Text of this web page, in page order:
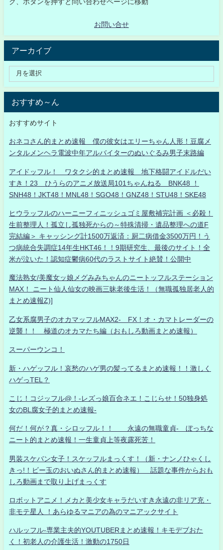
ク、ボタンを押すと問い合わせページに移動
お問い合せ
アーカイブ
おすすめ～ん
おすすめサイト
おネコさん的まとめ速報 僕の彼女はエリーちゃん人形！豆腐メ
ンタルメンヘラ電波中年アルバイターのぬいぐるみ男子末路編
アイドッフル！ ワタクシ的まとめ速報 地下格闘アイドルだい
すき！23 ひうらのアニメ放送局101ちゃんねる BNK48 ！
SNH48！JKT48！MNL48！SGO48！GNZ48！STU48！SKE48
ヒウラッフルのハーニーフィニッシュゴミ屋敷補完計画 ＜必殺！
生前整理人！孤立し孤独死からの～特殊清掃・遺品整理への道F
完結編＞ キャッシング計1500万返済：厨二病借金3500万円！う
つ病統合失調症14年生HKT46！！9期研究生、最後のサイト！全
米が泣いた！認知症鬱病60代のラストサイト絶賛！公開中
魔法熟女/美魔女ッ娘メグみみちゃんのニートッフルステーション
MAX！ ニート仙人仙女の映画三昧老後生活！（無職孤独居老人的
まとめ速報Z)]
乙女系腐男子のオカマッフルMAX2- FX！オ・カマトレーダーの
逆襲！！ 極道のオカマたち編（おもしろ動画まとめ速報）
スーパーウンコ！
新・ハゲッフル！哀愁のハゲ男の髪ってるまとめ速報！！激しく
ハゲっTEL？
こじ！コジッフル@！-レズっ娘百合ネエ！こじらせ！50独身処
女のBL腐女子的まとめ速報-
何だ！何が？真・シロッフル！！ 永遠の無職童貞- ぼっちな
ニート的まとめ速報！一生童貞上等夜露死苦！
男装スケバン女子！スケッフルまっくす！（新・ナンノひゃくし
きっ!！ビー玉のおいぬさん的まとめ速報） 話題な事件からおも
しろ動画まで取り上げまっくす
ロボットアニメ！メカと美少女キャラだいすき永遠の非リア充・
非モテ星人 ！あらゆるマニアの為のマニアックサイト
ハルッフル-専業主夫的YOUTUBERまとめ速報！キモデブおた
く！初老人の介護生活！激動の1750日